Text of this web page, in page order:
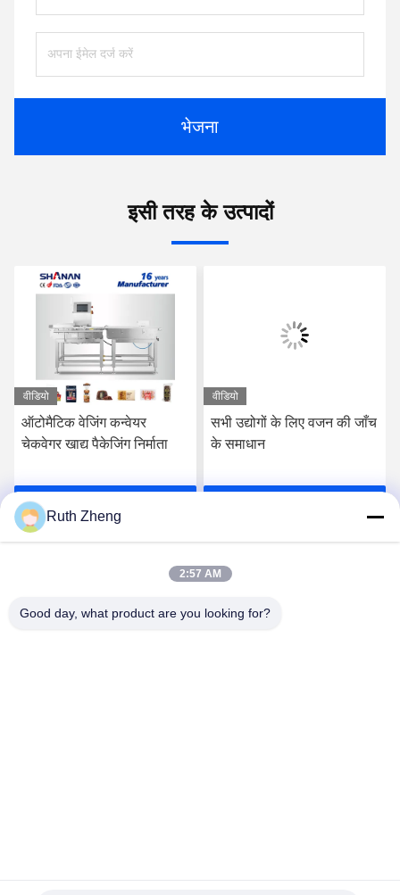
भेजना
इसी तरह के उत्पादों
वीडियो
ऑटोमैटिक वेजिंग कन्वेयर
चेकवेगर खाद्य पैकेजिंग निर्माता
सर्वोत्तम मूल्य प्राप्त करें
वीडियो
सभी उद्योगों के लिए वजन की जाँच
के समाधान
Ruth Zheng
2:57 AM
Good day, what product are you looking for?